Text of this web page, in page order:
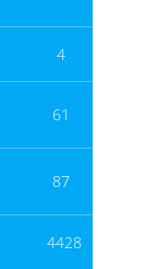
4
61
87
4428